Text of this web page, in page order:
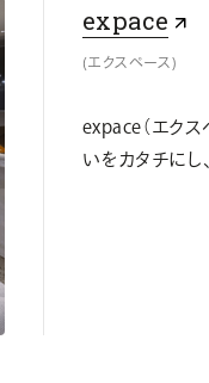
expace
(エクスペース)
expace（エク
いをカタチにし